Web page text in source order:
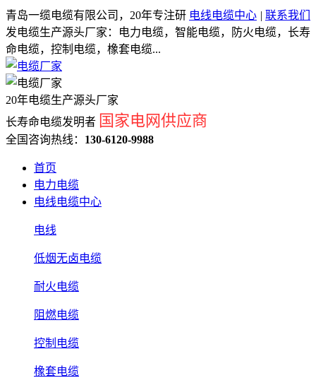
电线电缆中心 | 联系我们
青岛一缆电缆有限公司，20年专注研
发电缆生产源头厂家：电力电缆，智能电缆，防火电缆，长寿
命电缆，控制电缆，橡套电缆...
20年电缆生产源头厂家
长寿命电缆发明者 国家电网供应商
全国咨询热线： 130-6120-9988
首页
电力电缆
电线电缆中心
电线
低烟无卤电缆
耐火电缆
阻燃电缆
控制电缆
橡套电缆